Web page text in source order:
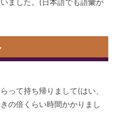
ました。(日本語でも語彙が
って持ち帰りまして(はい、
の倍くらい時間かかりまし